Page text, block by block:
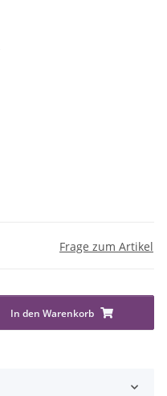
Frage zum Artikel
In den Warenkorb